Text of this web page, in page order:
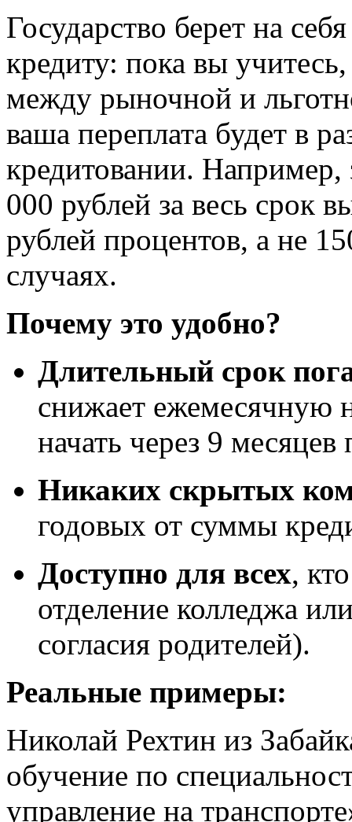
Государство берет на
кредиту: пока вы
между рыночной и
ваша переплата будет в
кредитовании.
000 рублей за весь срок
рублей процентов, а не
случаях.
Почему это удобно?
Длительный срок
снижает ежемесячную
начать через 9 месяцев
Никаких скрытых
годовых от суммы
Доступно для всех,
отделение колледжа
согласия родителей).
Реальные примеры:
Николай Рехтин из
обучение по
управление на